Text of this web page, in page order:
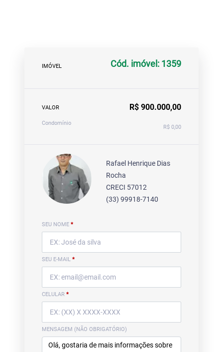
IMÓVEL Cód. imóvel: 1359
VALOR R$ 900.000,00
Condomínio
R$ 0,00
Rafael Henrique Dias
Rocha
CRECI 57012
(33) 99918-7140
SEU NOME *
SEU E-MAIL *
CELULAR *
MENSAGEM (NÃO OBRIGATÓRIO)